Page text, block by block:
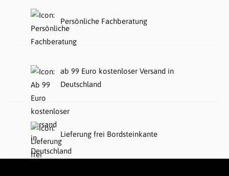
Persönliche Fachberatung
ab 99 Euro kostenloser Versand in
Deutschland
Lieferung frei Bordsteinkante